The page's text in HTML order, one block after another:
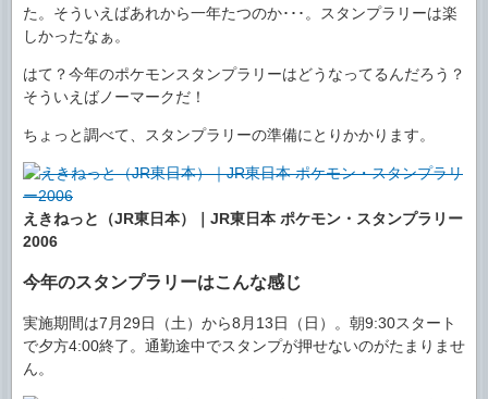
た。そういえばあれから一年たつのか･･･。スタンプラリーは楽
しかったなぁ。
はて？今年のポケモンスタンプラリーはどうなってるんだろう？
そういえばノーマークだ！
ちょっと調べて、スタンプラリーの準備にとりかかります。
えきねっと（JR東日本）｜JR東日本 ポケモン・スタンプラリー
2006
今年のスタンプラリーはこんな感じ
実施期間は7月29日（土）から8月13日（日）。朝9:30スタート
で夕方4:00終了。通勤途中でスタンプが押せないのがたまりませ
ん。